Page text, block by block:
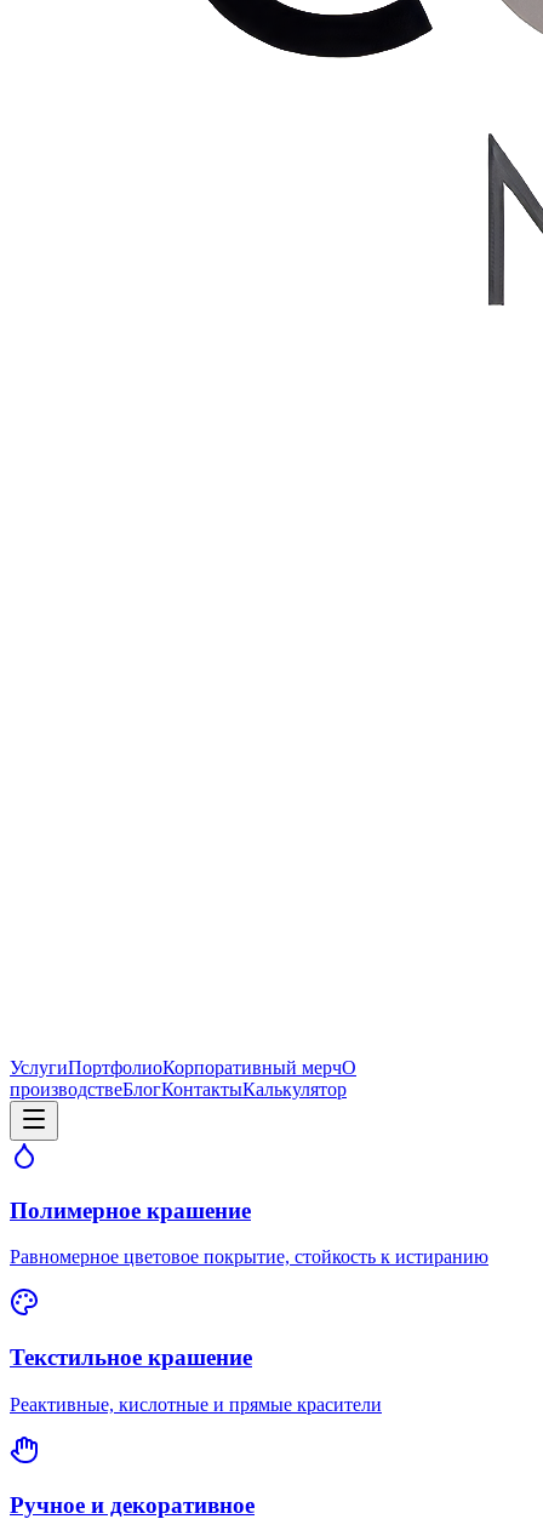
УслугиПортфолиоКорпоративный мерчО
производствеБлогКонтактыКалькулятор
Полимерное крашение
Равномерное цветовое покрытие, стойкость к истиранию
Текстильное крашение
Реактивные, кислотные и прямые красители
Ручное и декоративное